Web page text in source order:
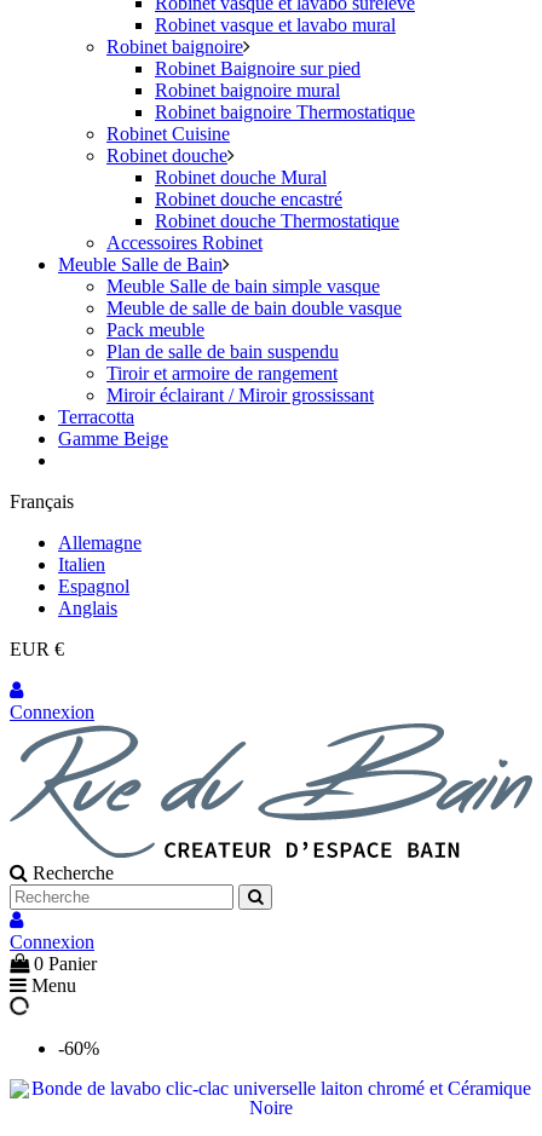
Robinet vasque et lavabo mural
Robinet baignoire
Robinet Baignoire sur pied
Robinet baignoire mural
Robinet baignoire Thermostatique
Robinet Cuisine
Robinet douche
Robinet douche Mural
Robinet douche encastré
Robinet douche Thermostatique
Accessoires Robinet
Meuble Salle de Bain
Meuble Salle de bain simple vasque
Meuble de salle de bain double vasque
Pack meuble
Plan de salle de bain suspendu
Tiroir et armoire de rangement
Miroir éclairant / Miroir grossissant
Terracotta
Gamme Beige
Français
Allemagne
Italien
Espagnol
Anglais
EUR €
Connexion
Recherche
Connexion
0 Panier
Menu
-60%